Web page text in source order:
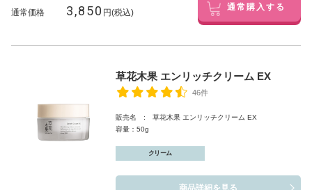
通常価格 3,850 円(税込) 通常購入する
草花木果 エンリッチクリーム EX
46件
販売名 : 草花木果 エンリッチクリーム EX
容量：50g
クリーム